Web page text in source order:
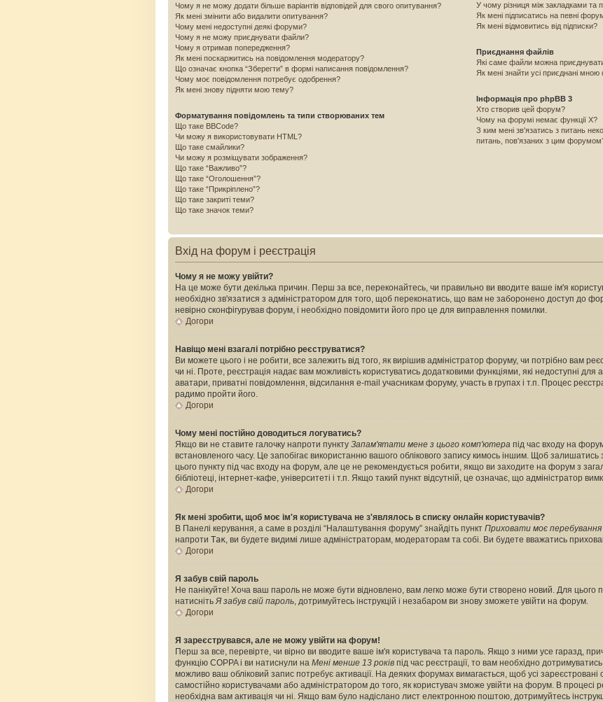
Чому я не можу додати більше варіантів відповідей для свого опитування?
Як мені змінити або видалити опитування?
Чому мені недоступні деякі форуми?
Чому я не можу приєднувати файли?
Чому я отримав попередження?
Як мені поскаржитись на повідомлення модератору?
Що означає кнопка “Зберегти” в формі написання повідомлення?
Чому моє повідомлення потребує одобрення?
Як мені знову підняти мою тему?
Форматування повідомлень та типи створюваних тем
Що таке BBCode?
Чи можу я використовувати HTML?
Що таке смайлики?
Чи можу я розміщувати зображення?
Що таке “Важливо”?
Що таке “Оголошення”?
Що таке “Прикріплено”?
Що таке закриті теми?
Що таке значок теми?
У чому різниця між закладками та
Як мені підписатись на певні
Як мені відмовитись від підписки?
Приєднання файлів
Які саме файли можна
Як мені знайти усі приєднані
Інформація про phpBB 3
Хто створив цей форум?
Чому на форумі немає функції X?
З ким мені зв'язатись з питань
питань, пов'язаних з цим
Вхід на форум і реєстрація
Чому я не можу увійти?
На це може бути декілька причин. Перш за все, переконайтесь, чи правильно ви вводите ваше ім'я
необхідно зв'язатися з адміністратором для того, щоб переконатись, що вам не заборонено доступ до
невірно сконфігурував форум, і необхідно повідомити його про це для виправлення помилки.
Догори
Навіщо мені взагалі потрібно реєструватися?
Ви можете цього і не робити, все залежить від того, як вирішив адміністратор форуму, чи потрібно вам
чи ні. Проте, реєстрація надає вам можливість користуватись додатковими функціями, які недоступні для
аватари, приватні повідомлення, відсилання e-mail учасникам форуму, участь в групах і т.п. Процес
радимо пройти його.
Догори
Чому мені постійно доводиться логуватись?
Якщо ви не ставите галочку напроти пункту Запам'ятати мене з цього комп'ютера під час входу на
встановленого часу. Це запобігає використанню вашого облікового запису кимось іншим. Щоб залишатись
цього пункту під час входу на форум, але це не рекомендується робити, якщо ви заходите на форум з
бібліотеці, інтернет-кафе, університеті і т.п. Якщо такий пункт відсутній, це означає, що адміністратор
Догори
Як мені зробити, щоб моє ім'я користувача не з'являлось в списку онлайн користувачів?
В Панелі керування, а саме в розділі “Налаштування форуму” знайдіть пункт Приховати моє
напроти Так, ви будете видимі лише адміністраторам, модераторам та собі. Ви будете вважатись
Догори
Я забув свій пароль
Не панікуйте! Хоча ваш пароль не може бути відновлено, вам легко може бути створено новий. Для цього
натиснітьЯ забув свій пароль, дотримуйтесь інструкцій і незабаром ви знову зможете увійти на форум.
Догори
Я зареєструвався, але не можу увійти на форум!
Перш за все, перевірте, чи вірно ви вводите ваше ім'я користувача та пароль. Якщо з ними усе гаразд,
функцію COPPA і ви натиснули на Мені менше 13 років під час реєстрації, то вам необхідно
можливо ваш обліковий запис потребує активації. На деяких форумах вимагається, щоб усі зареєстровані
самостійно користувачами або адміністратором до того, як користувач зможе увійти на форум. В процесі
необхідна вам активація чи ні. Якщо вам було надіслано лист електронною поштою, дотримуйтесь